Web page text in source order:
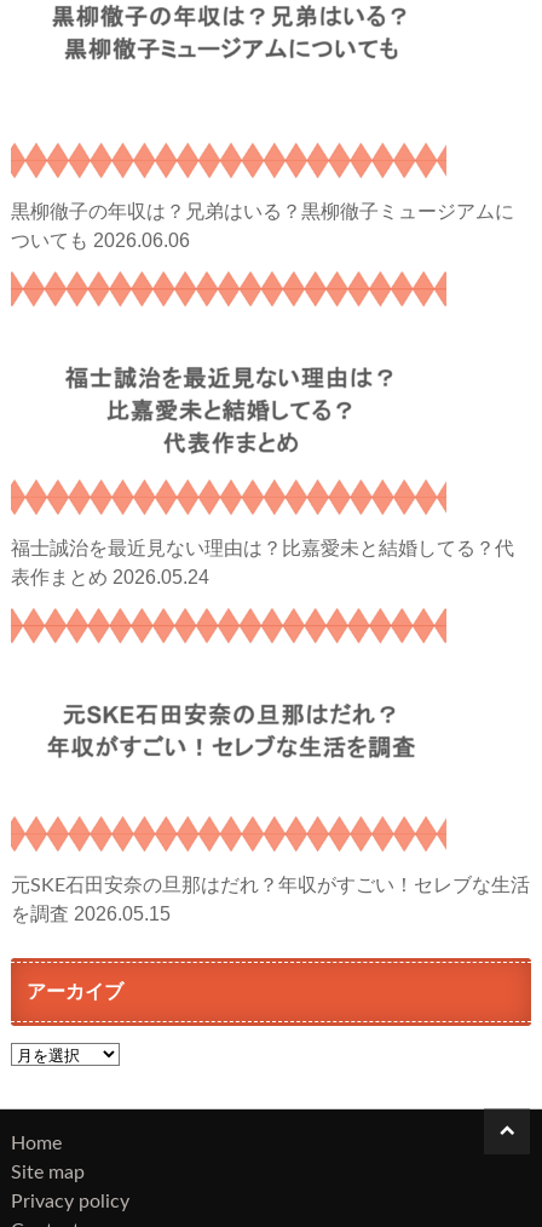
黒柳徹子の年収は？兄弟はいる？黒柳徹子ミュージアムに
ついても 2026.06.06
福士誠治を最近見ない理由は？比嘉愛未と結婚してる？代
表作まとめ 2026.05.24
元SKE石田安奈の旦那はだれ？年収がすごい！セレブな生活
を調査 2026.05.15
アーカイブ
ア
カ
イ
ブ
Home
Site map
Privacy policy